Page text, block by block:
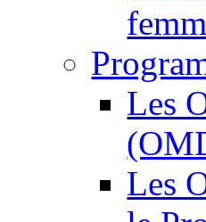
Les
Les